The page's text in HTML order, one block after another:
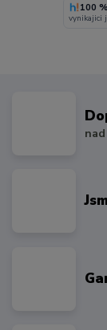
100 %
vynikajici